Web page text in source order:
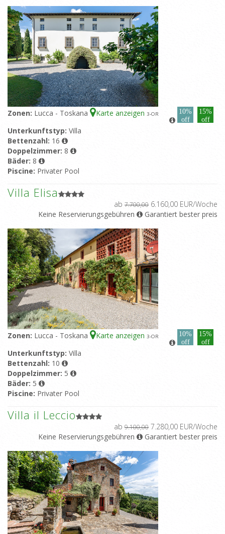
Zonen: Lucca - Toskana Karte anzeigen 3-OR
10%
off
15%
off
Unterkunftstyp: Villa
Bettenzahl: 16
Doppelzimmer: 8
Bäder: 8
Piscine: Privater Pool
Villa Elisa
ab 7.700,00 6.160,00 EUR/Woche
Keine Reservierungsgebühren
Garantiert bester preis
Zonen: Lucca - Toskana Karte anzeigen 3-OR
10%
off
15%
off
Unterkunftstyp: Villa
Bettenzahl: 10
Doppelzimmer: 5
Bäder: 5
Piscine: Privater Pool
Villa il Leccio
ab 9.100,00 7.280,00 EUR/Woche
Keine Reservierungsgebühren
Garantiert bester preis